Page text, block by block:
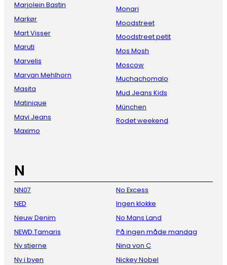
Marjolein Bastin
Markør
Mart Visser
Maruti
Marvelis
Maryan Mehlhorn
Masita
Matinique
Mavi Jeans
Maximo
Monari
Moodstreet
Moodstreet petit
Mos Mosh
Moscow
Muchachomalo
Mud Jeans Kids
München
Rodet weekend
N
NN07
NED
Neuw Denim
NEWD.Tamaris
Ny stjerne
Ny i byen
No Excess
Ingen klokke
No Mans Land
På ingen måde mandag
Nina von C
Nickey Nobel